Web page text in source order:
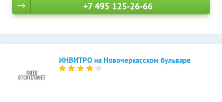
+7 495 125-26-66
ИНВИТРО на Новочеркасском бульваре